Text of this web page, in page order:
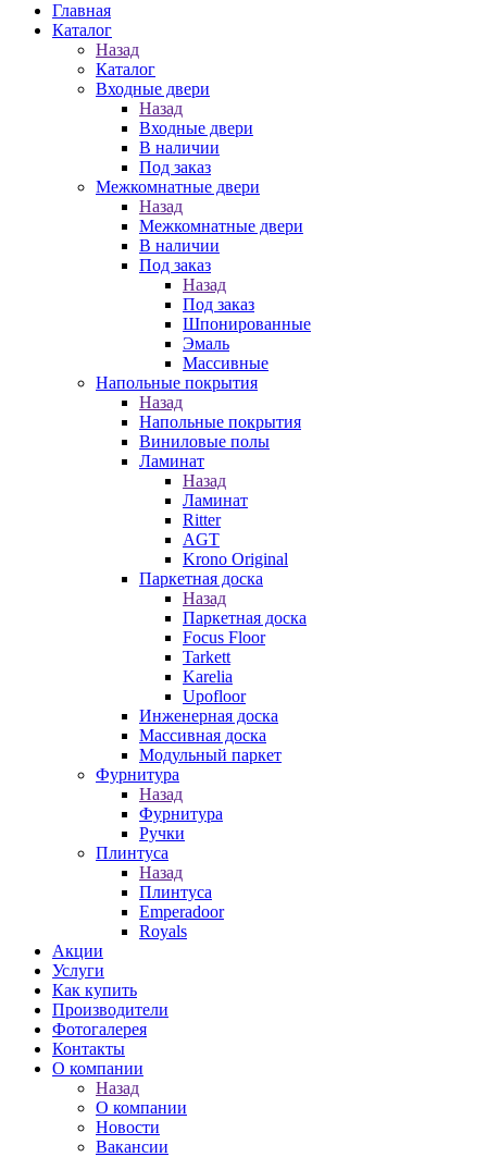
Главная
Каталог
Назад
Каталог
Входные двери
Назад
Входные двери
В наличии
Под заказ
Межкомнатные двери
Назад
Межкомнатные двери
В наличии
Под заказ
Назад
Под заказ
Шпонированные
Эмаль
Массивные
Напольные покрытия
Назад
Напольные покрытия
Виниловые полы
Ламинат
Назад
Ламинат
Ritter
AGT
Krono Original
Паркетная доска
Назад
Паркетная доска
Focus Floor
Tarkett
Karelia
Upofloor
Инженерная доска
Массивная доска
Модульный паркет
Фурнитура
Назад
Фурнитура
Ручки
Плинтуса
Назад
Плинтуса
Emperadoor
Royals
Акции
Услуги
Как купить
Производители
Фотогалерея
Контакты
О компании
Назад
О компании
Новости
Вакансии